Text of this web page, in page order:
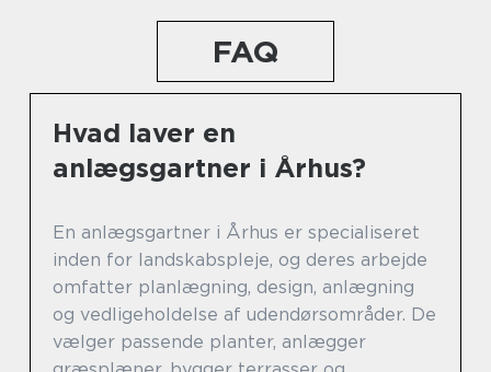
FAQ
Hvad laver en
anlægsgartner i Århus?
En anlægsgartner i Århus er specialiseret
inden for landskabspleje, og deres arbejde
omfatter planlægning, design, anlægning
og vedligeholdelse af udendørsområder. De
vælger passende planter, anlægger